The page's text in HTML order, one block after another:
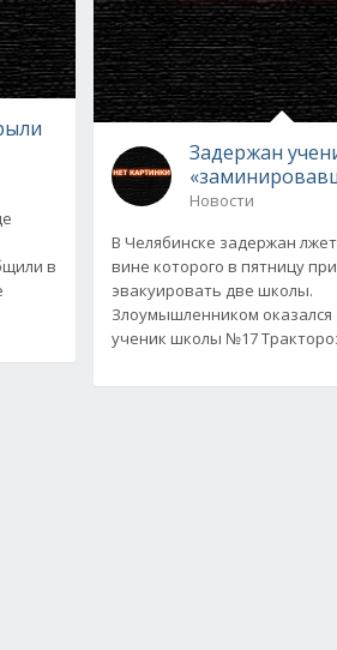
в
Задержан
Новости
В Челябинске задержан
вине которого в пятницу
эвакуировать две школы.
Злоумышленником оказался
ученик школы №17